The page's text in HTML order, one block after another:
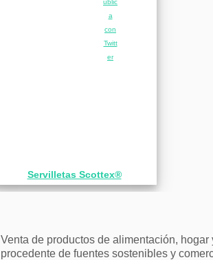
Servilletas Scottex®
Venta de productos de alimentación,
procedente de fuentes sostenibles y